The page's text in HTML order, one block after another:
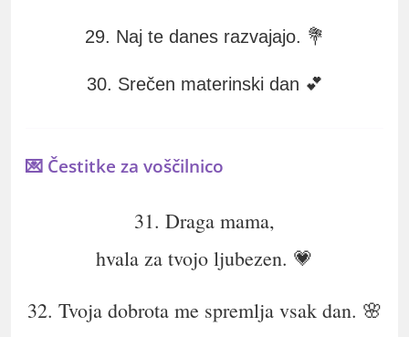
29. Naj te danes razvajajo. 💐
30. Srečen materinski dan 💕
💌 Čestitke za voščilnico
31. Draga mama,
hvala za tvojo ljubezen. 💗
32. Tvoja dobrota me spremlja vsak dan. 🌸